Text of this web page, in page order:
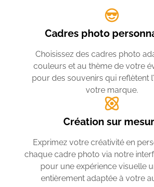
Cadres photo
Choisissez des cadres photo
couleurs et au thème de votre
pour des souvenirs qui reflètent
votre marque.
Création sur
Exprimez votre créativité en
chaque cadre photo via notre
pour une expérience visuelle
entièrement adaptée à votre